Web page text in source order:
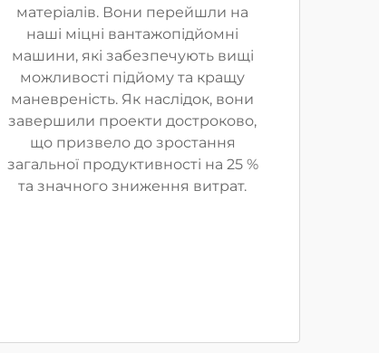
матеріалів. Вони перейшли на
наші міцні вантажопідйомні
машини, які забезпечують вищі
можливості підйому та кращу
маневреність. Як наслідок, вони
завершили проекти достроково,
що призвело до зростання
загальної продуктивності на 25 %
та значного зниження витрат.